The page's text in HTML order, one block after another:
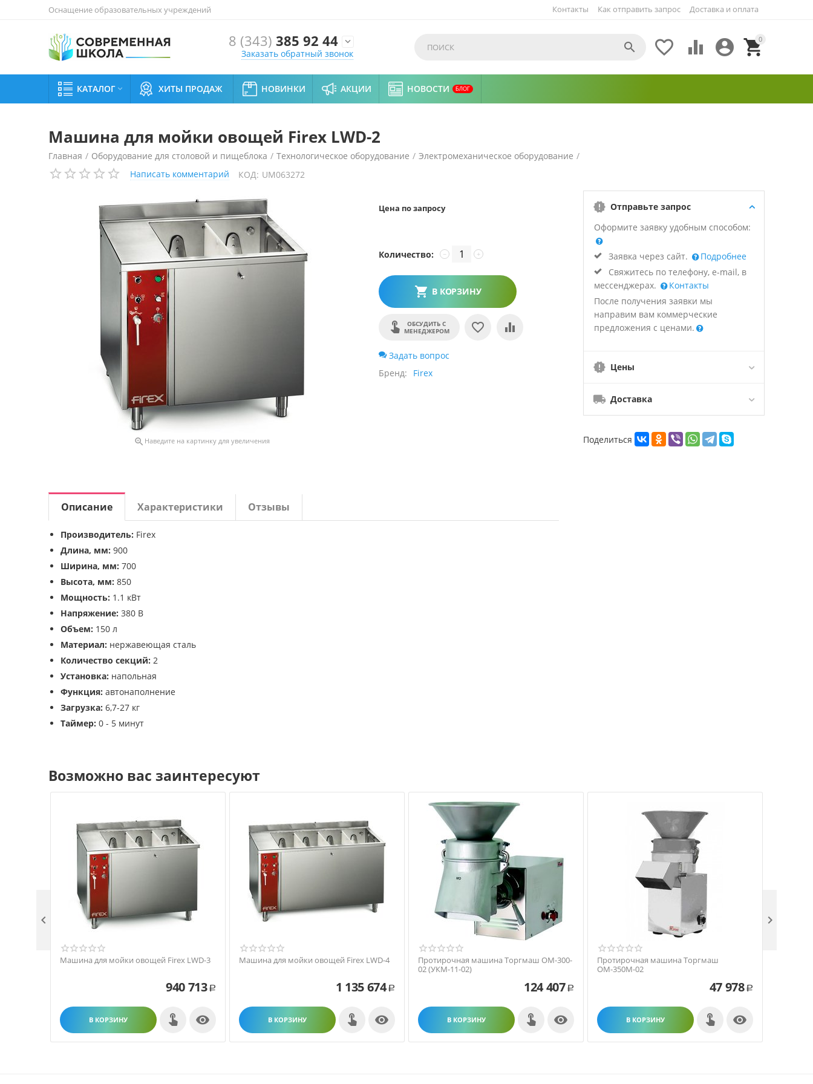
Оснащение образовательных учреждений Как отправить запрос Доставка и оплата
Контакты
8 (343) 385 92 44 
Заказать обратный звонок
0


 

КАТАЛОГ  ХИТЫ ПРОДАЖ НОВИНКИ АКЦИИ НОВОСТИ БЛОГ
Машина для мойки овощей Firex LWD-2
Главная / Оборудование для столовой и пищеблока / Технологическое оборудование / Электромеханическое оборудование /
Машины для очистки и протирки овощей / Машина для мойки овощей Firex LWD-2
Написать комментарий КОД: UM063272
 Наведите на картинку для увеличения
Цена по запросу
Количество: +
−
В КОРЗИНУ
ОБСУДИТЬ С
МЕНЕДЖЕРОМ
Задать вопрос
Бренд
Firex
Отправьте запрос
Оформите заявку удобным способом:
Заявка через сайт.
Подробнее
Свяжитесь по телефону, e-mail, в
мессенджерах.
Контакты
После получения заявки мы
направим вам коммерческие
предложения с ценами.
Цены
Доставка
Поделиться
Описание Характеристики Отзывы
Производитель: Firex
Длина, мм: 900
Ширина, мм: 700
Высота, мм: 850
Мощность: 1.1 кВт
Напряжение: 380 В
Объем: 150 л
Материал: нержавеющая сталь
Количество секций: 2
Установка: напольная
Функция: автонаполнение
Загрузка: 6,7-27 кг
Таймер: 0 - 5 минут
Возможно вас заинтересуют
Машина для мойки овощей Firex LWD-3
940 713 Р
В КОРЗИНУ 
Машина для мойки овощей Firex LWD-4
1 135 674 Р
В КОРЗИНУ 
Протирочная машина Торгмаш ОМ-300-
02 (УКМ-11-02)
124 407 Р
В КОРЗИНУ 
Протирочная машина Торгмаш
ОМ-350М-02
47 978 Р
В КОРЗИНУ 
 